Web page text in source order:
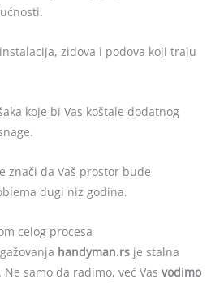
zidova i podova koji traju
koje bi Vas koštale dodatnog
znači da Vaš prostor bude
dugi niz godina.
celog procesa
handyman.rs je stalna
samo da radimo, već Vas vodimo